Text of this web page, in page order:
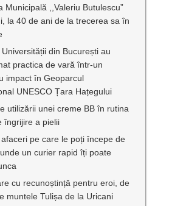
Municipală ,,Valeriu Butulescu”
la 40 de ani de la trecerea sa în
din București au
practica de vară într-un
impact în Geoparcul
UNESCO Țara Hațegului
utilizării unei creme BB în rutina
îngrijire a pielii
pe care le poți începe de
un curier rapid îți poate
cu recunoștință pentru eroi, de
muntele Tulișa de la Uricani